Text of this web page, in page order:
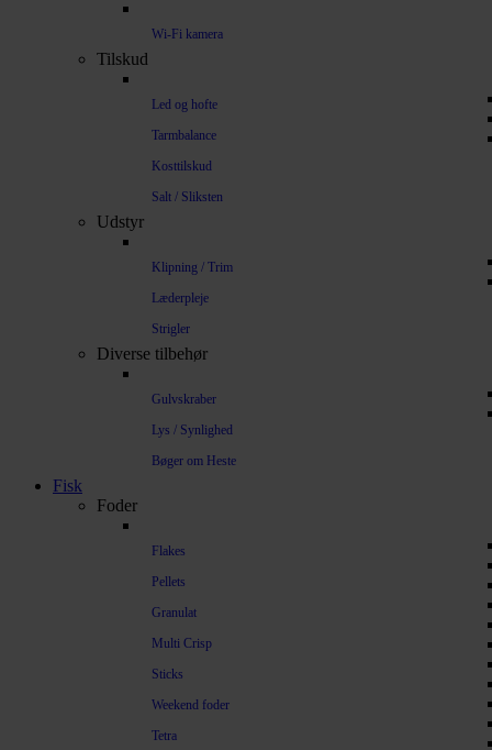
Wi-Fi kamera
Tilskud
Led og hofte
Tarmbalance
Kosttilskud
Salt / Sliksten
Udstyr
Klipning / Trim
Læderpleje
Strigler
Diverse tilbehør
Gulvskraber
Lys / Synlighed
Bøger om Heste
Fisk
Foder
Flakes
Pellets
Granulat
Multi Crisp
Sticks
Weekend foder
Tetra